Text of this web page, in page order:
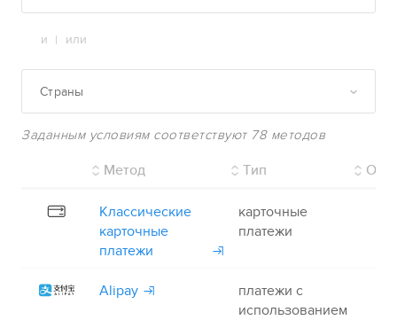
и | или
Страны
Заданным условиям cоответствуют 78 методов
Метод Тип
Классические
карточные
платежи
карточные
платежи
Alipay
платежи с
использованием